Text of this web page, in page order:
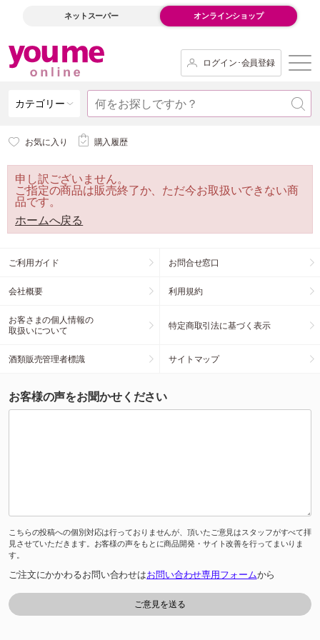
ネットスーパー オンラインショップ
ログイン･会員登録
カテゴリー
お気に入り 購入履歴
申し訳ございません。
ご指定の商品は販売終了か、ただ今お取扱いできない商
品です。
ホームへ戻る
ご利用ガイド お問合せ窓口
会社概要 利用規約
お客さまの個人情報の
取扱いについて
特定商取引法に基づく表示
酒類販売管理者標識 サイトマップ
お客様の声をお聞かせください
こちらの投稿への個別対応は行っておりませんが、頂いたご意見はスタッフがすべて拝
見させていただきます。お客様の声をもとに商品開発・サイト改善を行ってまいりま
す。
ご注文にかかわるお問い合わせはお問い合わせ専用フォームから